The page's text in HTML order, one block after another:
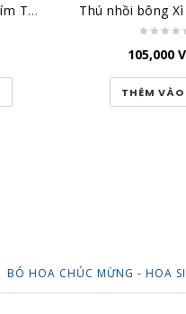
Thú nhồi bông Gián tím TBGT1
105,000
THÊM
BÓ HOA CHÚC MỪNG - HOA